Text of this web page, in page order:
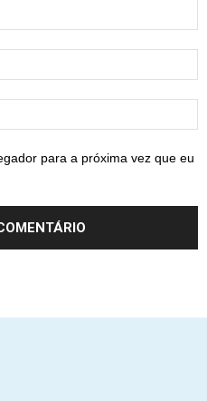
para a próxima vez que eu